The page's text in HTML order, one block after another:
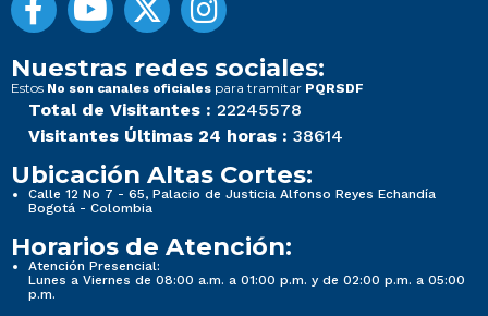
Nuestras redes sociales:
Estos No son canales oficiales para tramitar PQRSDF
Total de Visitantes : 22245578
Visitantes Últimas 24 horas : 38614
Ubicación Altas Cortes:
Calle 12 No 7 - 65, Palacio de Justicia Alfonso Reyes Echandía
Bogotá - Colombia
Horarios de Atención:
Atención Presencial:
Lunes a Viernes de 08:00 a.m. a 01:00 p.m. y de 02:00 p.m. a 05:00
p.m.